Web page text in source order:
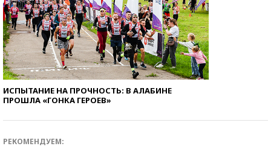
ИСПЫТАНИЕ НА ПРОЧНОСТЬ: В АЛАБИНЕ
ПРОШЛА «ГОНКА ГЕРОЕВ»
РЕКОМЕНДУЕМ: